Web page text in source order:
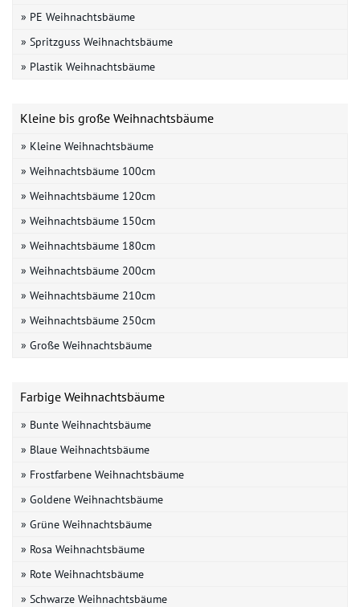
» PE Weihnachtsbäume
» Spritzguss Weihnachtsbäume
» Plastik Weihnachtsbäume
Kleine bis große Weihnachtsbäume
» Kleine Weihnachtsbäume
» Weihnachtsbäume 100cm
» Weihnachtsbäume 120cm
» Weihnachtsbäume 150cm
» Weihnachtsbäume 180cm
» Weihnachtsbäume 200cm
» Weihnachtsbäume 210cm
» Weihnachtsbäume 250cm
» Große Weihnachtsbäume
Farbige Weihnachtsbäume
» Bunte Weihnachtsbäume
» Blaue Weihnachtsbäume
» Frostfarbene Weihnachtsbäume
» Goldene Weihnachtsbäume
» Grüne Weihnachtsbäume
» Rosa Weihnachtsbäume
» Rote Weihnachtsbäume
» Schwarze Weihnachtsbäume